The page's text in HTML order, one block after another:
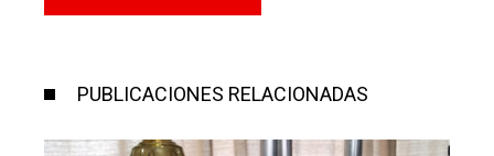
PUBLICACIONES RELACIONADAS